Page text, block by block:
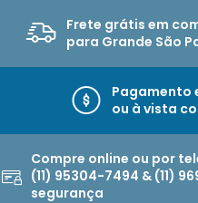
Frete grátis em
para Grande São
Pagamento
ou à vista
Compre online ou por
(11) 95304-7494 & (11)
segurança